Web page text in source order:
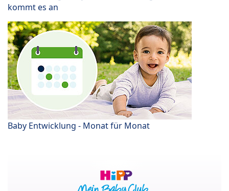
kommt es an
Baby Entwicklung - Monat für Monat